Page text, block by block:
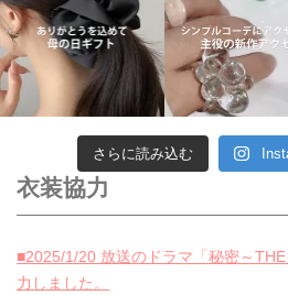
さらに読み込む
衣装協力
■2025/1/20 放送のドラマ「秘密～
力しました。